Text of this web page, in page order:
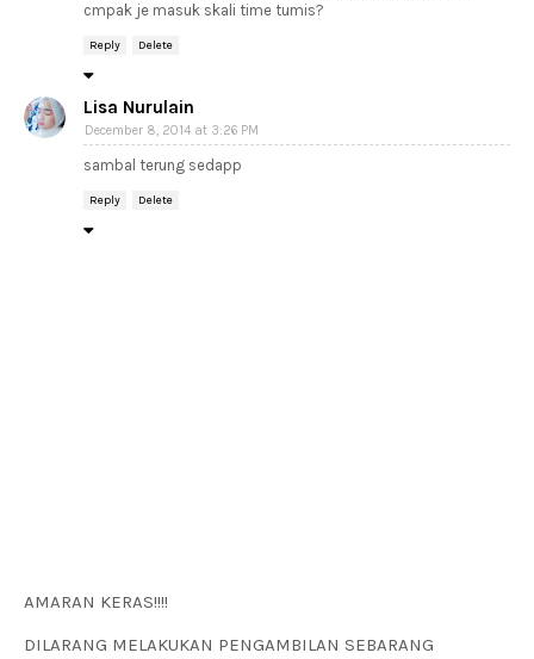
cmpak je masuk skali time tumis?
Reply Delete
Lisa Nurulain
December 8, 2014 at 3:26 PM
sambal terung sedapp
Reply Delete
AMARAN KERAS!!!!
DILARANG MELAKUKAN PENGAMBILAN SEBARANG